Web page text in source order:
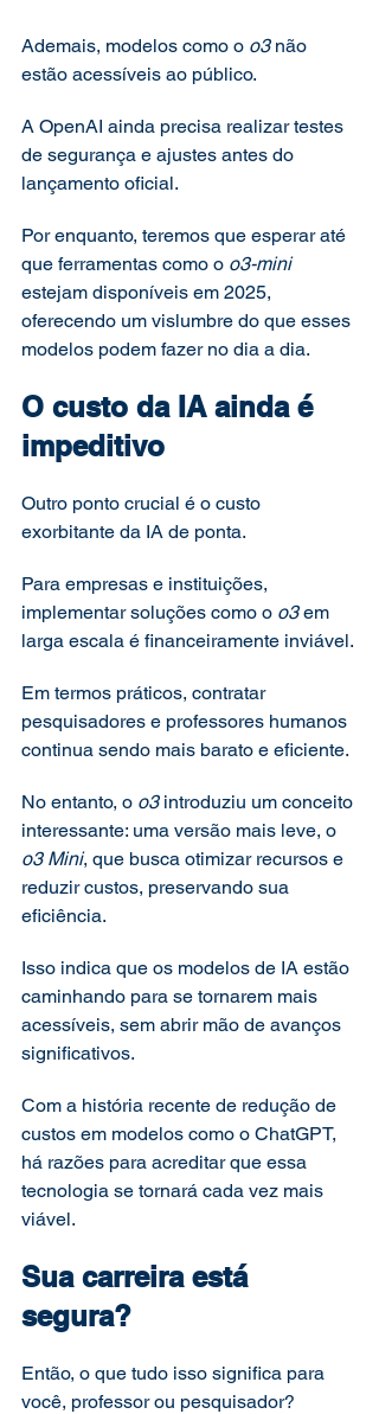
Ademais, modelos como o o3 não
estão acessíveis ao público.
A OpenAI ainda precisa realizar testes
de segurança e ajustes antes do
lançamento oficial.
Por enquanto, teremos que esperar até
que ferramentas como o o3-mini
estejam disponíveis em 2025,
oferecendo um vislumbre do que esses
modelos podem fazer no dia a dia.
O custo da IA ainda é
impeditivo
Outro ponto crucial é o custo
exorbitante da IA de ponta.
Para empresas e instituições,
implementar soluções como o o3 em
larga escala é financeiramente inviável.
Em termos práticos, contratar
pesquisadores e professores humanos
continua sendo mais barato e eficiente.
No entanto, o o3 introduziu um conceito
interessante: uma versão mais leve, o
o3 Mini, que busca otimizar recursos e
reduzir custos, preservando sua
eficiência.
Isso indica que os modelos de IA estão
caminhando para se tornarem mais
acessíveis, sem abrir mão de avanços
significativos.
Com a história recente de redução de
custos em modelos como o ChatGPT,
há razões para acreditar que essa
tecnologia se tornará cada vez mais
viável.
Sua carreira está
segura?
Então, o que tudo isso significa para
você, professor ou pesquisador?